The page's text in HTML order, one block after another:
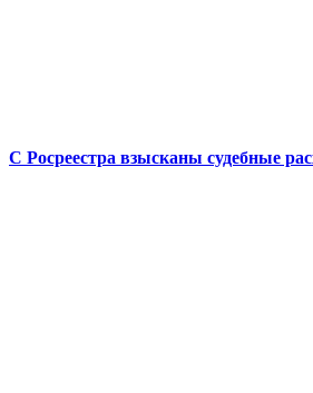
С Росреестра взысканы судебные